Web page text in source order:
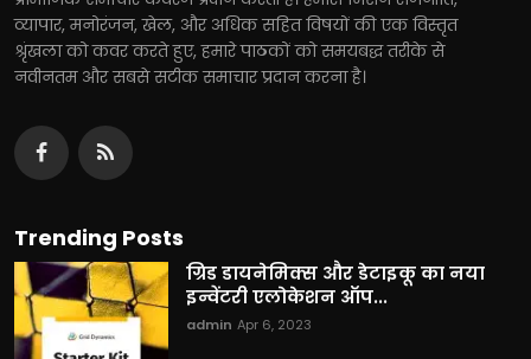
व्यापार, मनोरंजन, खेल, और अधिक सहित विषयों की एक विस्तृत
श्रृंखला को कवर करते हुए, हमारे पाठकों को समयबद्ध तरीके से
नवीनतम और सबसे सटीक समाचार प्रदान करना है।
Trending Posts
ग्रिड डायनेमिक्स और डेटाइकू का नया
इन्वेंटरी एलोकेशन ऑप...
admin Apr 6, 2023